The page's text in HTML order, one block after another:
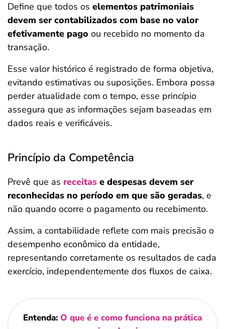
Define que todos os elementos patrimoniais
devem ser contabilizados com base no valor
efetivamente pago ou recebido no momento da
transação.
Esse valor histórico é registrado de forma objetiva,
evitando estimativas ou suposições. Embora possa
perder atualidade com o tempo, esse princípio
assegura que as informações sejam baseadas em
dados reais e verificáveis.
Princípio da Competência
Prevê que as receitas e despesas devem ser
reconhecidas no período em que são geradas, e
não quando ocorre o pagamento ou recebimento.
Assim, a contabilidade reflete com mais precisão o
desempenho econômico da entidade,
representando corretamente os resultados de cada
exercício, independentemente dos fluxos de caixa.
Entenda: O que é e como funciona na prática